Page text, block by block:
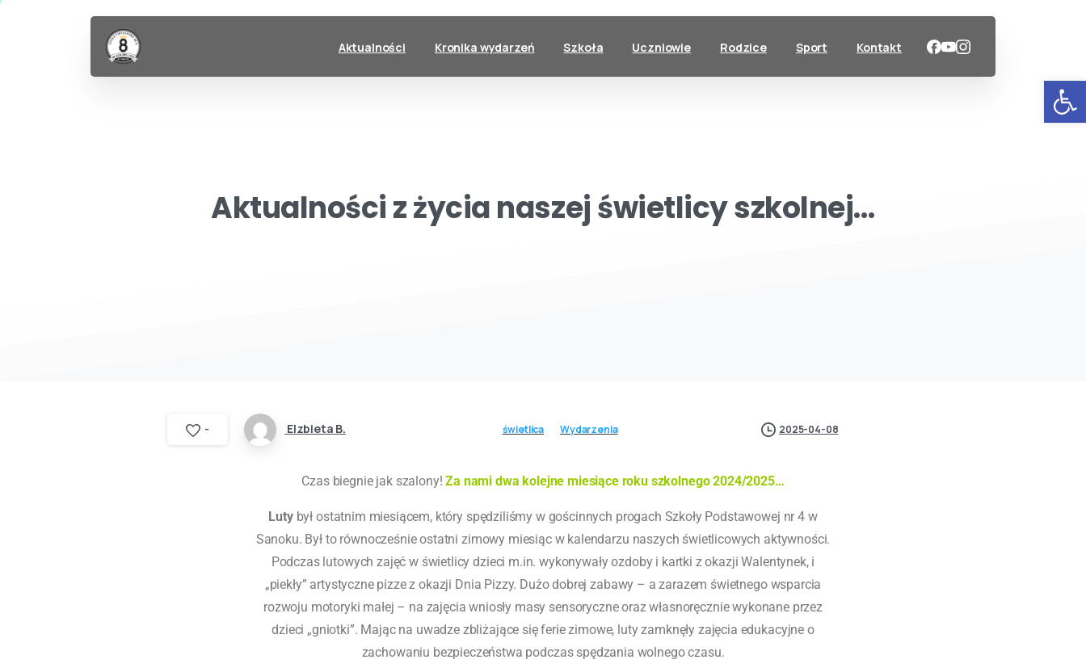
Aktualności Kronika wydarzeń Szkoła Uczniowie Rodzice Sport Kontakt
Aktualnościzżycianaszejświetlicyszkolnej…
- Elzbieta B. świetlica Wydarzenia 2025-04-08
Czas biegnie jak szalony!Za nami dwa kolejne miesiące roku szkolnego 2024/2025…
Lutybył ostatnim miesiącem, który spędziliśmy w gościnnych progach Szkoły Podstawowej nr 4 w
Sanoku. Był to równocześnie ostatni zimowy miesiąc w kalendarzu naszych świetlicowych aktywności.
Podczas lutowych zajęć w świetlicy dzieci m.in. wykonywały ozdoby i kartki z okazji Walentynek, i
„piekły” artystyczne pizze z okazji Dnia Pizzy. Dużo dobrej zabawy – a zarazem świetnego wsparcia
rozwoju motoryki małej – na zajęcia wniosły masy sensoryczne oraz własnoręcznie wykonane przez
dzieci „gniotki”. Mając na uwadze zbliżające się ferie zimowe, luty zamknęły zajęcia edukacyjne o
zachowaniu bezpieczeństwa podczas spędzania wolnego czasu.